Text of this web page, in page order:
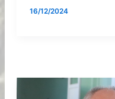
16/12/2024